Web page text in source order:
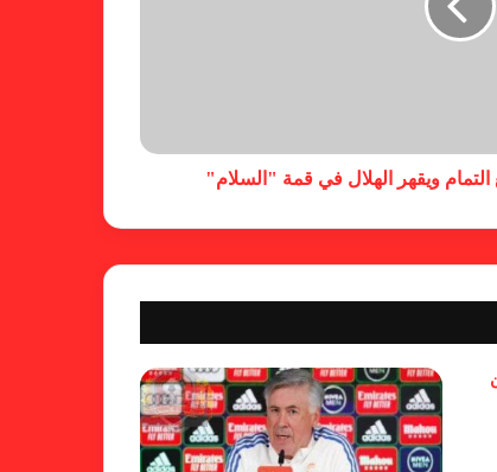
العربية للسيدات 2026 الشيخة حياة
آل خليفة: الشارقة تقدم نموذجاً عربياً
متقدماً في تنظيم الرياضة النسائية
منتخب فرنسا
بسبب تصريحات مهينة.. إيقاف حكم
في الدوري الإنجليزي
التمام ويقهر الهلال في قمة "السلام"